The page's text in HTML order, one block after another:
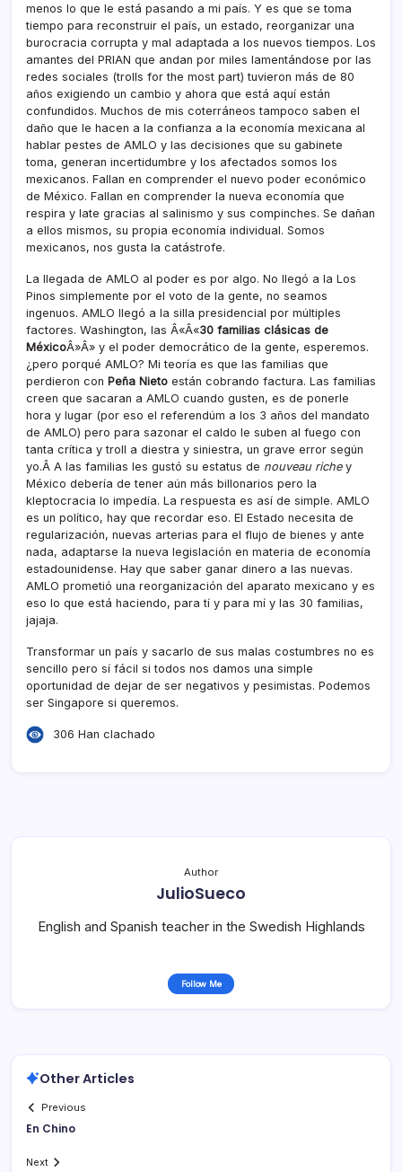
menos lo que le está pasando a mi paí­s. Y es que se toma
tiempo para reconstruir el paí­s, un estado, reorganizar una
burocracia corrupta y mal adaptada a los nuevos tiempos. Los
amantes del PRIAN que andan por miles lamentándose por las
redes sociales (trolls for the most part) tuvieron más de 80
años exigiendo un cambio y ahora que está aquí­ están
confundidos. Muchos de mis coterráneos tampoco saben el
daño que le hacen a la confianza a la economí­a mexicana al
hablar pestes de AMLO y las decisiones que su gabinete
toma, generan incertidumbre y los afectados somos los
mexicanos. Fallan en comprender el nuevo poder económico
de México. Fallan en comprender la nueva economí­a que
respira y late gracias al salinismo y sus compinches. Se dañan
a ellos mismos, su propia economí­a individual. Somos
mexicanos, nos gusta la catástrofe.
La llegada de AMLO al poder es por algo. No llegó a la Los
Pinos simplemente por el voto de la gente, no seamos
ingenuos. AMLO llegó a la silla presidencial por múltiples
factores. Washington, las Â«Â«30 familias clásicas de
MéxicoÂ»Â» y el poder democrático de la gente, esperemos.
¿pero porqué AMLO? Mi teorí­a es que las familias que
perdieron con Peña Nieto están cobrando factura. Las familias
creen que sacaran a AMLO cuando gusten, es de ponerle
hora y lugar (por eso el referendúm a los 3 años del mandato
de AMLO) pero para sazonar el caldo le suben al fuego con
tanta crí­tica y troll a diestra y siniestra, un grave error según
yo.Â A las familias les gustó su estatus de nouveau richey
México deberí­a de tener aún más billonarios pero la
kleptocracia lo impedí­a. La respuesta es así­ de simple. AMLO
es un polí­tico, hay que recordar eso. El Estado necesita de
regularización, nuevas arterias para el flujo de bienes y ante
nada, adaptarse la nueva legislación en materia de economí­a
estadounidense. Hay que saber ganar dinero a las nuevas.
AMLO prometió una reorganización del aparato mexicano y es
eso lo que está haciendo, para tí­ y para mí­ y las 30 familias,
jajaja.
Transformar un paí­s y sacarlo de sus malas costumbres no es
sencillo pero sí­ fácil si todos nos damos una simple
oportunidad de dejar de ser negativos y pesimistas. Podemos
ser Singapore si queremos.
306 Han clachado
Author
JulioSueco
English and Spanish teacher in the Swedish Highlands
Follow Me
Other Articles
Previous
En Chino
Next